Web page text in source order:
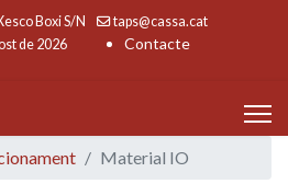
Boxi S/N
taps@cassa.cat
de 2026
Contacte
Material IO